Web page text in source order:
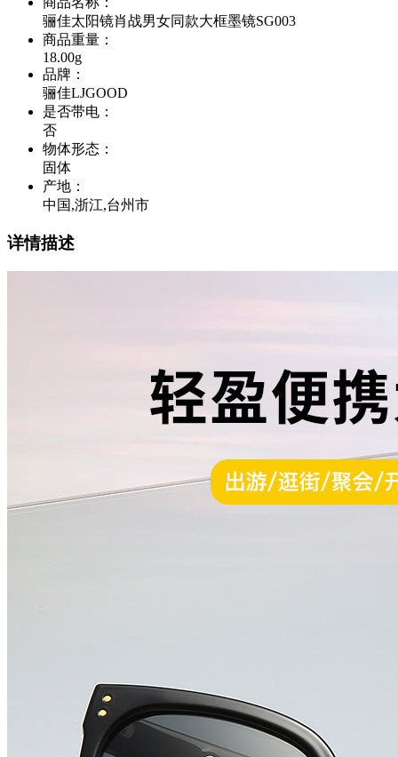
骊佳太阳镜肖战男女同款大框墨镜SG003
商品重量 ：
18.00g
品牌 ：
骊佳LJGOOD
是否带电 ：
否
物体形态 ：
固体
产地 ：
中国,浙江,台州市
详情描述